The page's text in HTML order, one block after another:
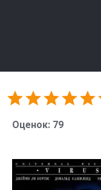
Оценок: 79